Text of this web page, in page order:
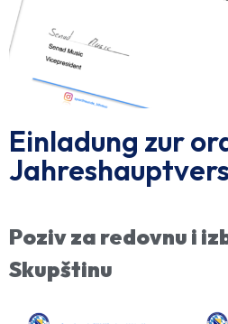
Einladung zur
Poziv za redovnu i
Skupštinu